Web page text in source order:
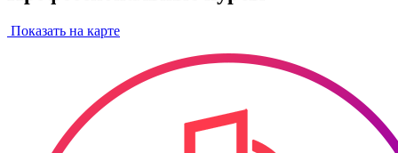
Показать на карте